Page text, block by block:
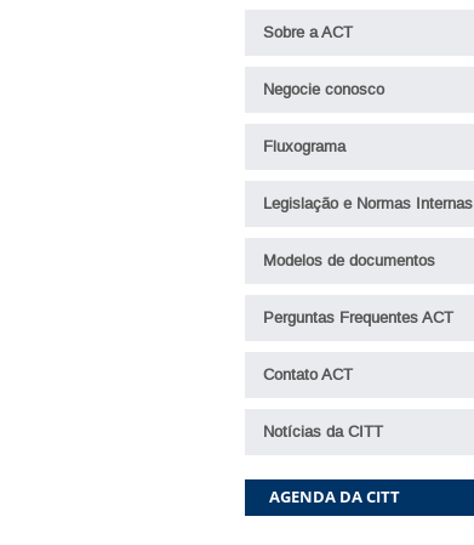
Sobre a ACT
Negocie conosco
Fluxograma
Legislação e Normas Internas
Modelos de documentos
Perguntas Frequentes ACT
Contato ACT
Notícias da CITT
AGENDA DA CITT